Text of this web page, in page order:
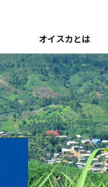
オイスカとは